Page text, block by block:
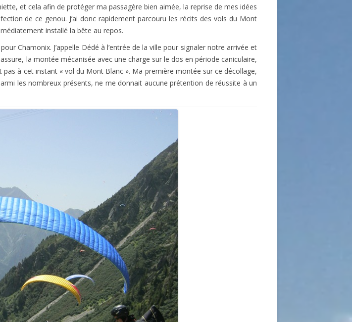
et cela afin de protéger ma passagère bien aimée, la reprise de mes idées
de ce genou. J’ai donc rapidement parcouru les récits des vols du Mont
installé la bête au repos.
Chamonix. J’appelle Dédé à l’entrée de la ville pour signaler notre arrivée et
la montée mécanisée avec une charge sur le dos en période caniculaire,
à cet instant « vol du Mont Blanc ». Ma première montée sur ce décollage,
les nombreux présents, ne me donnait aucune prétention de réussite à un